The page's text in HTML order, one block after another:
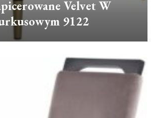
Velvet W
9122